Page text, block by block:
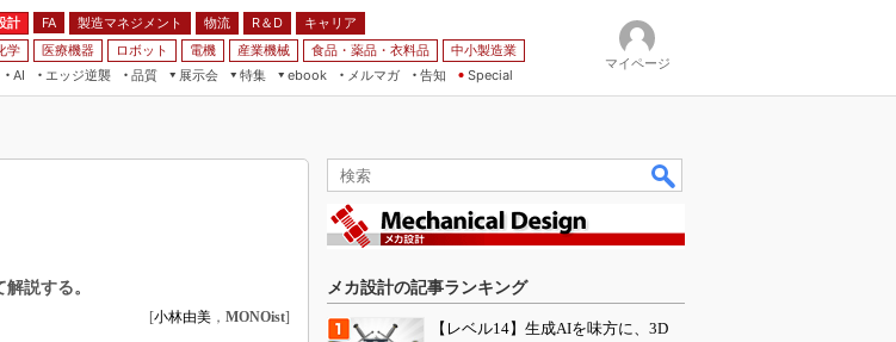
計 FA 製造マネジメント 物流 R＆D
キャリア
学 医療機器 ロボット 電機 産業機械 食品・薬品・衣料品
中小製造業
AI
エッジ逆襲 品質
展示会
ビリティショー
特集
FPGA
ebook
素材／化学
メルマガ
告知 Special
マイページ
説する。
[小林由美 ， MONOist]
メカ設計の記事ランキング
【レベル14】生成AIを味方に、3D